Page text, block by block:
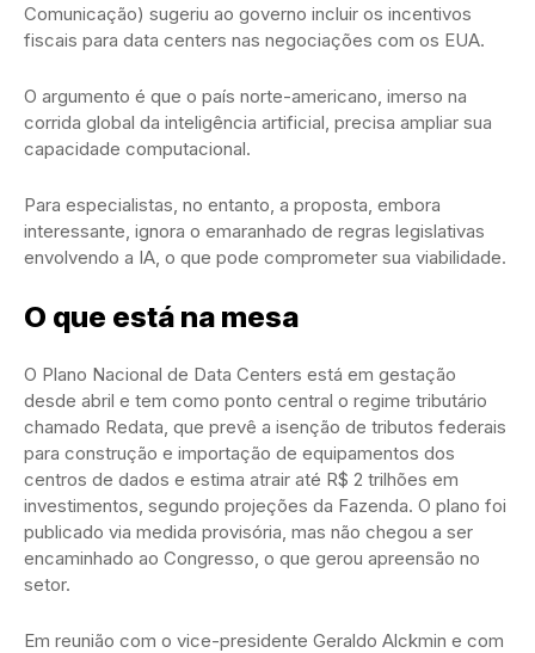
Comunicação) sugeriu ao governo incluir os incentivos
fiscais para data centers nas negociações com os EUA.
O argumento é que o país norte-americano, imerso na
corrida global da inteligência artificial, precisa ampliar sua
capacidade computacional.
Para especialistas, no entanto, a proposta, embora
interessante, ignora o emaranhado de regras legislativas
envolvendo a IA, o que pode comprometer sua viabilidade.
O que está na mesa
O Plano Nacional de Data Centers está em gestação
desde abril e tem como ponto central o regime tributário
chamado Redata, que prevê a isenção de tributos federais
para construção e importação de equipamentos dos
centros de dados e estima atrair até R$ 2 trilhões em
investimentos, segundo projeções da Fazenda. O plano foi
publicado via medida provisória, mas não chegou a ser
encaminhado ao Congresso, o que gerou apreensão no
setor.
Em reunião com o vice-presidente Geraldo Alckmin e com